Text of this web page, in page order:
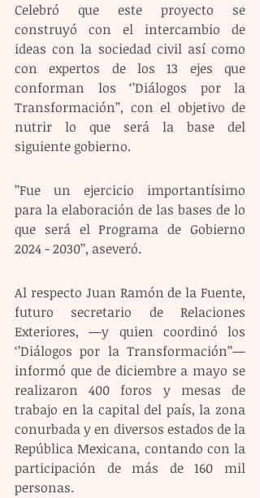
Celebró que este proyecto se
construyó con el intercambio de
ideas con la sociedad civil así como
con expertos de los 13 ejes que
conforman los ‘’Diálogos por la
Transformación’’, con el objetivo de
nutrir lo que será la base del
siguiente gobierno.
’’Fue un ejercicio importantísimo
para la elaboración de las bases de lo
que será el Programa de Gobierno
2024 - 2030’’, aseveró.
Al respecto Juan Ramón de la Fuente,
futuro secretario de Relaciones
Exteriores, —y quien coordinó los
‘’Diálogos por la Transformación’’—
informó que de diciembre a mayo se
realizaron 400 foros y mesas de
trabajo en la capital del país, la zona
conurbada y en diversos estados de la
República Mexicana, contando con la
participación de más de 160 mil
personas.